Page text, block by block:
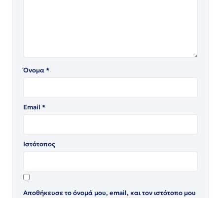
Όνομα*
Email *
Ιστότοπος
Αποθήκευσε το όνομά μου, email, και τον ιστότοπο μου